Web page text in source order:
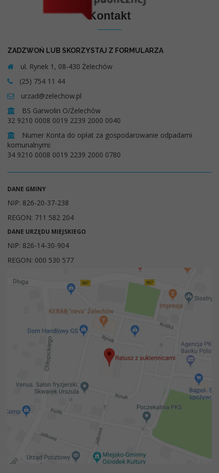
Kontakt
ZADZWOŃ LUB SKORZYSTAJ Z FORMULARZA
ul. Rynek 1, 08-430 Żelechów
(25) 754 11 44
urzad@zelechow.pl
BS Garwolin O/Żelechów
32 9210 0008 0019 2239 2000 0040
Numer Konta do opłat za gospodarowanie odpadami
komunalnymi:
34 9210 0008 0019 2239 2000 0780
DANE GMINY
NIP: 826-20-37-238
REGON: 711 582 204
DANE URZĘDU MIEJSKIEGO
NIP: 826-14-30-904
REGON: 000 530 577